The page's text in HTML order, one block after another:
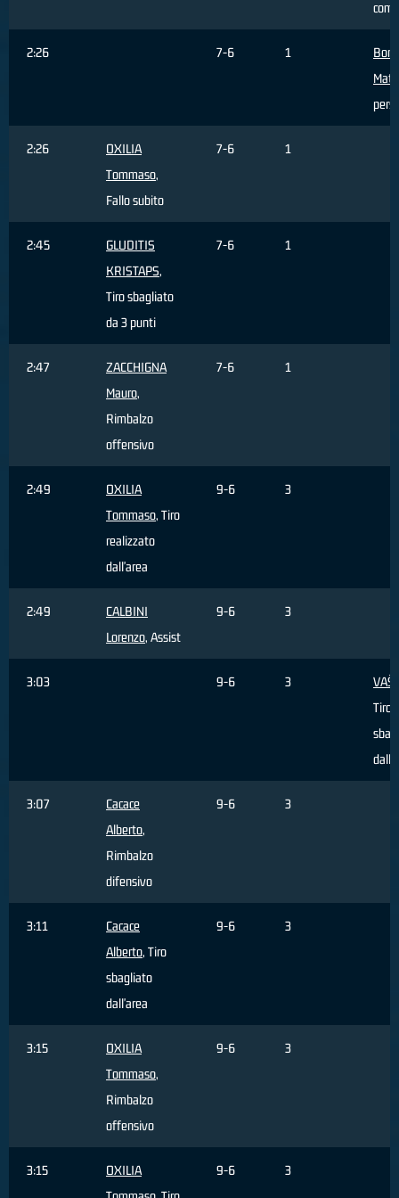
2:26 7-6 1
2:26
OXILIA
Tommaso,
Fallo subito
7-6 1
2:45
GLUDITIS
KRISTAPS,
Tiro sbagliato
da 3 punti
7-6 1
2:47
ZACCHIGNA
Mauro,
Rimbalzo
offensivo
7-6 1
2:49
OXILIA
Tommaso, Tiro
realizzato
dall'area
9-6 3
2:49
CALBINI
Lorenzo, Assist
9-6 3
3:03 9-6 3
Tiro
3:07
Cacace
Alberto,
Rimbalzo
difensivo
9-6 3
3:11
Cacace
Alberto, Tiro
sbagliato
dall'area
9-6 3
3:15
OXILIA
Tommaso,
Rimbalzo
offensivo
9-6 3
3:15
OXILIA
9-6 3